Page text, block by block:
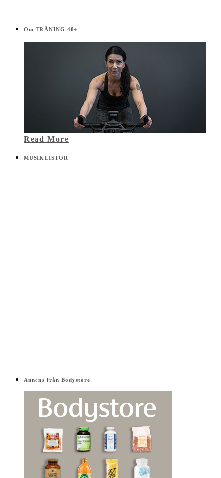
Om TRÄNING 40+
Read More
MUSIKLISTOR
Annons från Bodystore